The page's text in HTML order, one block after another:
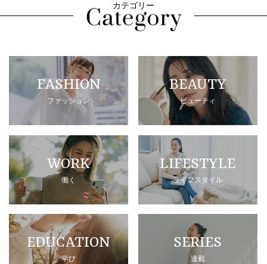
カテゴリー
FASHION
ファッション
BEAUTY
ビューティ
WORK
働く
LIFESTYLE
ライフスタイル
EDUCATION
学び
SERIES
連載